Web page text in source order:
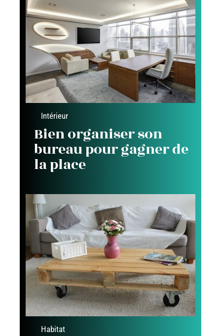
Intérieur
Bien organiser son
bureau pour gagner de
la place
Habitat